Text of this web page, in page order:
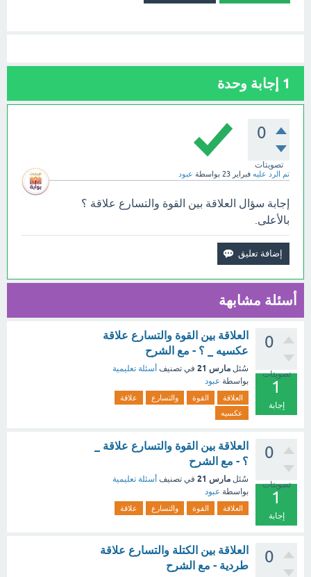
1 إجابة وحدة
0
تصويتات
تم الرد عليه فبراير 23 بواسطة عبود
إجابة سؤال العلاقة بين القوة والتسارع علاقة ؟
بالأعلى.
أسئلة مشابهة
0
تصويتات
1
إجابة
العلاقة بين القوة والتسارع علاقة
عكسيه _ ؟ - مع الشرح
سُئل مارس 21 في تصنيف أسئلة تعليمية
بواسطة عبود
العلاقة القوة والتسارع
علاقة
عكسيه
0
تصويتات
1
إجابة
العلاقة بين القوة والتسارع علاقة _
؟ - مع الشرح
سُئل مارس 21 في تصنيف أسئلة تعليمية
بواسطة عبود
العلاقة القوة والتسارع علاقة
0
العلاقة بين الكتلة والتسارع علاقة
طردية - مع الشرح